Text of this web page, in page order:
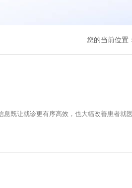
您的当前位置：
既让就诊更有序高效，也大幅改善患者就